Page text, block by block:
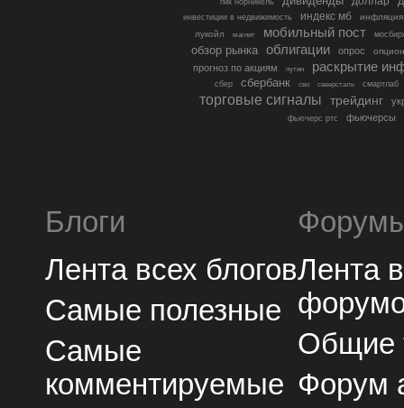
гмк норникель
инвестиции в недвижимость индекс мб
инфляция
лукойл
магнит мобильный пост
обзор рынка облигации опрос
прогноз по акциям путин раскрытие
сбер сбербанк сво северсталь смартлаб
торговые сигналы трейдинг
фьючерс ртс фьючерсы
Блоги
Лента всех блогов
Самые полезные
Самые
комментируемые
Лента
Общие
Форум